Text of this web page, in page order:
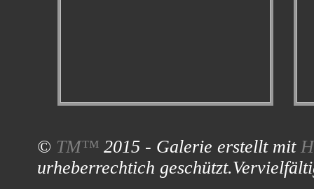
© TM™ 2015 - Galerie erstellt mit
urheberrechtich